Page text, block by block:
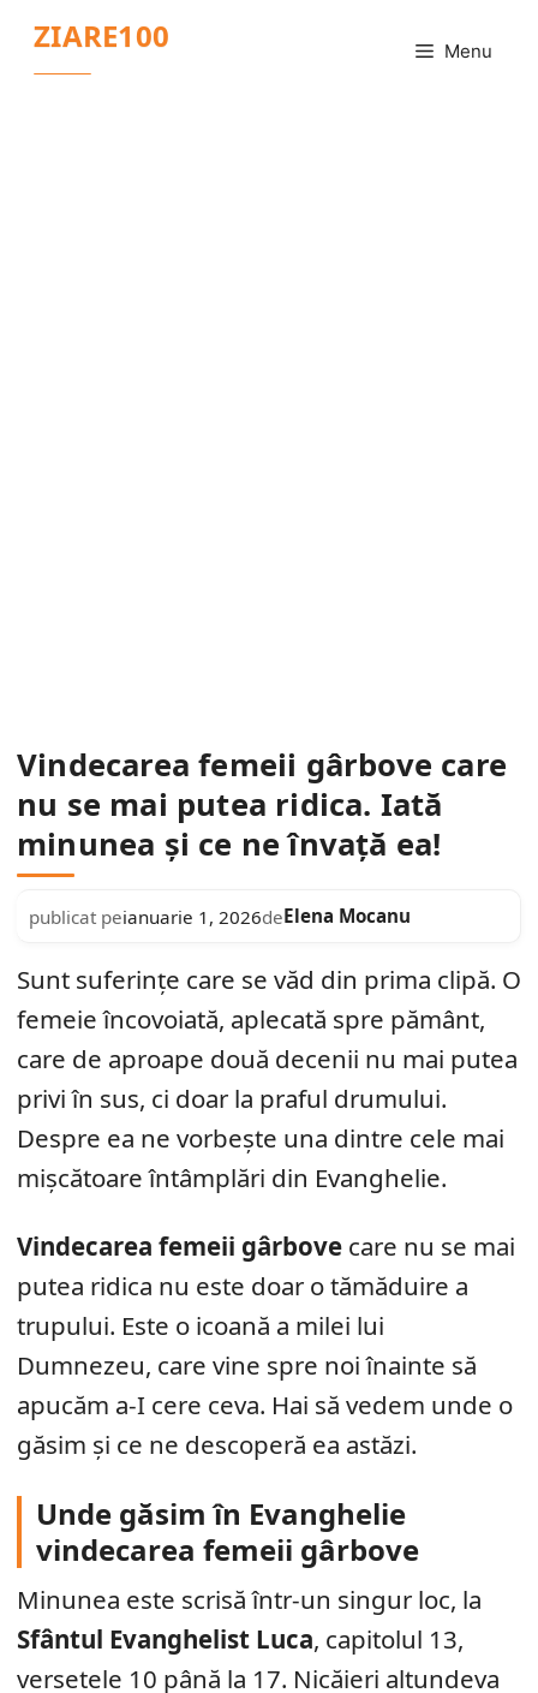
conținut
ZIARE100 Menu
Vindecarea femeii gârbove care
nu se mai putea ridica. Iată
minunea și ce ne învață ea!
publicat peianuarie 1, 2026deElena Mocanu
Sunt suferințe care se văd din prima clipă. O
femeie încovoiată, aplecată spre pământ,
care de aproape două decenii nu mai putea
privi în sus, ci doar la praful drumului.
Despre ea ne vorbește una dintre cele mai
mișcătoare întâmplări din Evanghelie.
Vindecarea femeii gârbove care nu se mai
putea ridica nu este doar o tămăduire a
trupului. Este o icoană a milei lui
Dumnezeu, care vine spre noi înainte să
apucăm a-I cere ceva. Hai să vedem unde o
găsim și ce ne descoperă ea astăzi.
Unde găsim în Evanghelie
vindecarea femeii gârbove
Minunea este scrisă într-un singur loc, la
Sfântul Evanghelist Luca, capitolul 13,
versetele 10 până la 17. Nicăieri altundeva